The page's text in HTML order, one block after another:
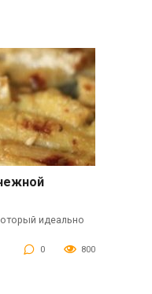
идеально
0 800